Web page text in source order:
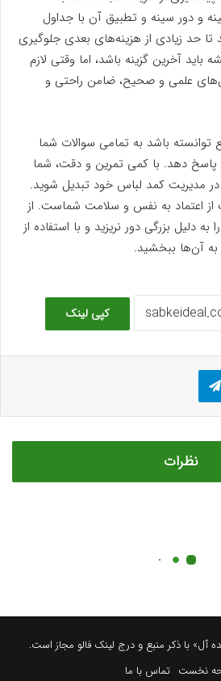
آل» با ذکر منبع و درج لینک فالو مجاز است.
نخست تماس با ما